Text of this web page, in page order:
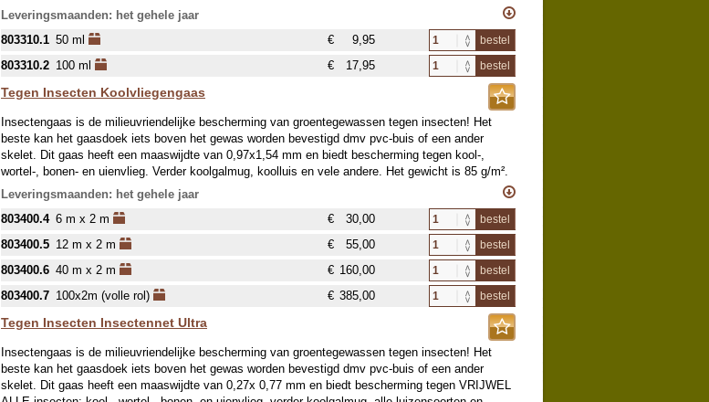
opgebouwd worden. Siltac SF wordt aanbevolen voor gebruik in hard- en zachtfruit,
(kas)groenten, siergewassen en granen.
Gebruiksaanwijzing:
Spuiten op een droog gewas bij sneldrogend weer, spuiten op bloemen kan beschadiging
veroorzaken.
Andere gewassen 10-12,5 ml per 10 liter (perebladvlo 14 ml).
Goed roeren bij het aanmaken van de spuitvloeistof, ook tijdens het spuiten de spuitvloeistof in
beweging houden. Onder- en bovenkant van bladeren bespuiten, afdruipen voorkomen.
Spuitvloeistof binnen 24 uur gebruiken. Maximaal 1 keer per week toepassen.
Voorkom contact met de ogen, in geval van contact: direct uitspoelen met veel water. Het
Werkzaam bestanddeel: Polyalkyleenoxide gemodificeerd Heptamethyltrisiloxaan.
Leveringsmaanden: het gehele jaar
803310.1 50 ml € 9,95 bestel
803310.2 100 ml € 17,95 bestel
Tegen Insecten Koolvliegengaas
Insectengaas is de milieuvriendelijke bescherming van groentegewassen tegen insecten! Het
beste kan het gaasdoek iets boven het gewas worden bevestigd dmv pvc-buis of een ander
skelet. Dit gaas heeft een maaswijdte van 0,97x1,54 mm en biedt bescherming tegen kool-,
wortel-, bonen- en uienvlieg. Verder koolgalmug, koolluis en vele andere. Het gewicht is 85 g/m².
Bijkomend voordeel is dat gewassen tegen hagel en slagregens beschermd zijn. De warmte blijft
onder het net hangen, waardoor in het voorjaar de oogst vervroegd wordt. Uiteraard is het gewas
tevens beschermd tegen wild- en vogelvraat. Het UV bestendige Polyethyleen is jaren te
gebruiken en toch recyclebaar. Foto's uit
www.wrottersploech.nl
HET IS (TE) VEEL WERK OM ONZE FOLIES/ GAZEN OF NETTEN OPGEVOUWEN OF
OPGEROLD TE LEVEREN, WE ZIJN BETREKKELIJK GOEDKOOP OMDAT WE DEZE VAN
EEN GROTE ROL AFROLLEN. GRAAG JE BEGRIP DAT WE DE AFGEROLDE FOLIE
VOORZICHTIG METEEN IN EEN DOOS “PROPPEN”…
Leveringsmaanden: het gehele jaar
803400.4 6 m x 2 m € 30,00 bestel
803400.5 12 m x 2 m € 55,00 bestel
803400.6 40 m x 2 m € 160,00 bestel
803400.7 100x2m (volle rol) € 385,00 bestel
Tegen Insecten Insectennet Ultra
Insectengaas is de milieuvriendelijke bescherming van groentegewassen tegen insecten! Het
beste kan het gaasdoek iets boven het gewas worden bevestigd dmv pvc-buis of een ander
skelet. Dit gaas heeft een maaswijdte van 0,27x 0,77 mm en biedt bescherming tegen VRIJWEL